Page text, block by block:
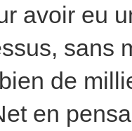
avoir eu
sans
de
en